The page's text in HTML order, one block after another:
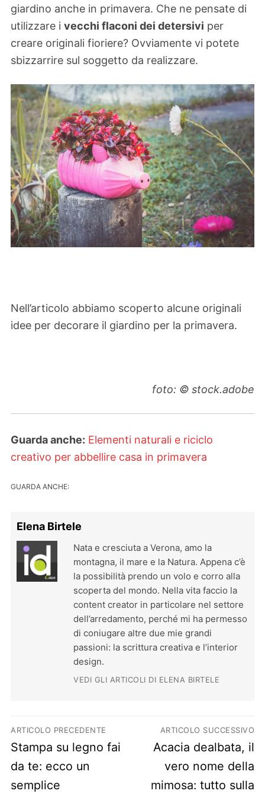
giardino anche in primavera. Che ne pensate di
utilizzare i vecchi flaconi dei detersivi per
creare originali fioriere? Ovviamente vi potete
sbizzarrire sul soggetto da realizzare.
Nell’articolo abbiamo scoperto alcune originali
idee per decorare il giardino per la primavera.
foto: © stock.adobe
Guarda anche: Elementi naturali e riciclo
creativo per abbellire casa in primavera
GUARDA ANCHE:
Elena Birtele
Nata e cresciuta a Verona, amo la
montagna, il mare e la Natura. Appena c’è
la possibilità prendo un volo e corro alla
scoperta del mondo. Nella vita faccio la
content creator in particolare nel settore
dell’arredamento, perché mi ha permesso
di coniugare altre due mie grandi
passioni: la scrittura creativa e l’interior
design.
VEDI GLI ARTICOLI DI ELENA BIRTELE
Navigazione articoli
ARTICOLO PRECEDENTE
Previous post:
Stampa su legno fai
da te: ecco un
semplice
ARTICOLO SUCCESSIVO
Next post:
Acacia dealbata, il
vero nome della
mimosa: tutto sulla